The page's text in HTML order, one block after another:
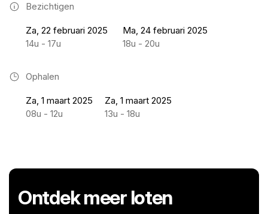
Bezichtigen
Za, 22 februari 2025
14u - 17u
Ma, 24 februari 2025
18u - 20u
Ophalen
Za, 1 maart 2025
08u - 12u
Za, 1 maart 2025
13u - 18u
Ontdek meer loten